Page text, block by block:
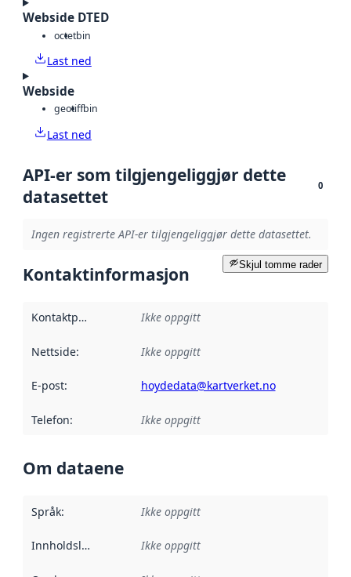
Webside DTED
octetbin
Last ned
Webside
geotiffbin
Last ned
API-er som tilgjengeliggjør dette
datasettet
0
Ingen registrerte API-er tilgjengeliggjør dette datasettet.
Skjul tomme rader
Kontaktinformasjon
Kontaktpunkt Ikke oppgitt
Nettside: Ikke oppgitt
E-post: hoydedata@kartverket.no
Telefon: Ikke oppgitt
Om dataene
Språk: Ikke oppgitt
Innholdsleverandører :
Ikke oppgitt